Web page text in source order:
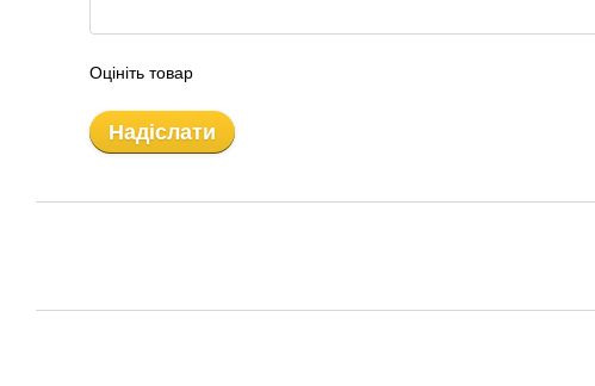
Оцініть товар
Надіслати